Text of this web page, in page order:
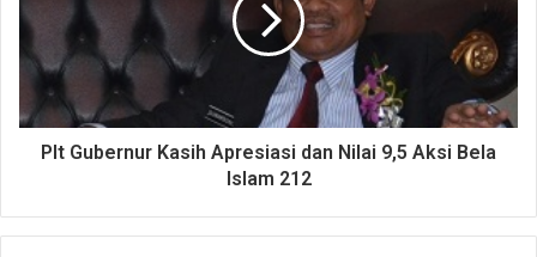
Plt Gubernur Kasih Apresiasi dan Nilai 9,5 Aksi Bela
Islam 212